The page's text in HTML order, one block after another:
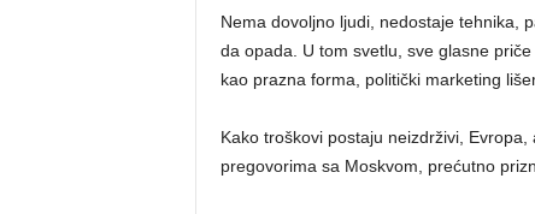
Nema dovoljno ljudi, nedostaje tehnika,
da opada. U tom svetlu, sve glasne
kao prazna forma, politički marketing
Kako troškovi postaju neizdrživi,
pregovorima sa Moskvom, prećutno